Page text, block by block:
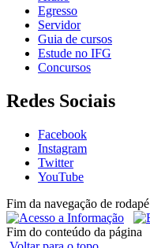
Egresso
Servidor
Guia de cursos
Estude no IFG
Concursos
Redes Sociais
Facebook
Instagram
Twitter
YouTube
Fim da navegação de rodapé
Fim do conteúdo da página